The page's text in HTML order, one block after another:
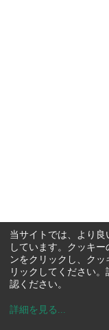
当サイトでは、より
しています。クッキ
ンをクリックし、ク
リックしてください
認ください。
詳細を見る ...